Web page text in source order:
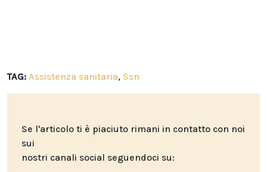
TAG: Assistenza sanitaria, Ssn
Se l'articolo ti è piaciuto rimani in contatto con noi
sui
nostri canali social seguendoci su: